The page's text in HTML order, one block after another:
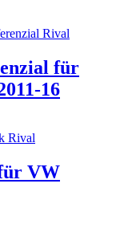
für
16
VW